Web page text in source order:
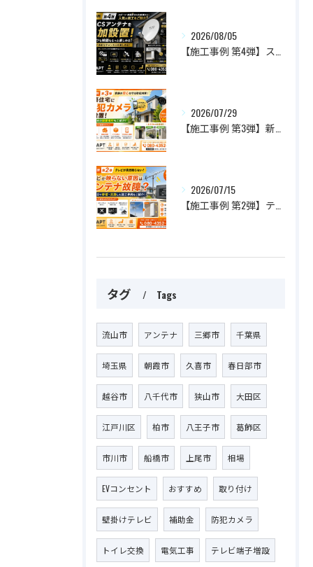
2026/08/05
2026/07/29
2026/07/15
タグ Tags
流山市 アンテナ 三郷市 千葉県
埼玉県 朝霞市 久喜市 春日部市
越谷市 八千代市 狭山市 大田区
江戸川区 柏市 八王子市 葛飾区
市川市 船橋市 上尾市 相場
EVコンセント おすすめ 取り付け
壁掛けテレビ 補助金 防犯カメラ
トイレ交換 電気工事 テレビ端子増設